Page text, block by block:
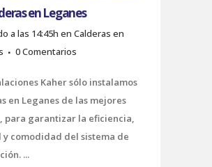
en Leganes
a las 14:45h en Calderas en
0 Comentarios
Kaher sólo instalamos
en Leganes de las mejores
para garantizar la eficiencia,
y comodidad del sistema de
...